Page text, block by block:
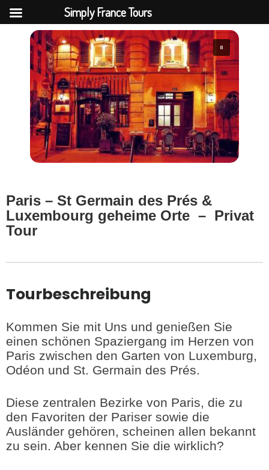
Paris – St Germain des Prés &
Luxembourg geheime Orte – Privat
Tour
Tourbeschreibung
Kommen Sie mit Uns und genießen Sie
einen schönen Spaziergang im Herzen von
Paris zwischen den Garten von Luxemburg,
Odéon und St. Germain des Prés.
Diese zentralen Bezirke von Paris, die zu
den Favoriten der Pariser sowie die
Ausländer gehören, scheinen allen bekannt
zu sein. Aber kennen Sie die wirklich?
Simply France Tours